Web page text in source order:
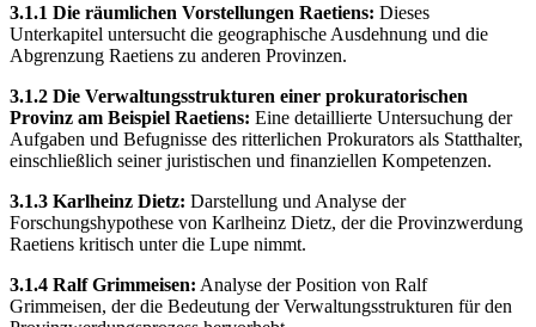
3.1.1 Die räumlichen Vorstellungen Raetiens: Dieses
Unterkapitel untersucht die geographische Ausdehnung und die
Abgrenzung Raetiens zu anderen Provinzen.
3.1.2 Die Verwaltungsstrukturen einer prokuratorischen
Provinz am Beispiel Raetiens: Eine detaillierte Untersuchung der
Aufgaben und Befugnisse des ritterlichen Prokurators als Statthalter,
einschließlich seiner juristischen und finanziellen Kompetenzen.
3.1.3 Karlheinz Dietz: Darstellung und Analyse der
Forschungshypothese von Karlheinz Dietz, der die Provinzwerdung
Raetiens kritisch unter die Lupe nimmt.
3.1.4 Ralf Grimmeisen: Analyse der Position von Ralf
Grimmeisen, der die Bedeutung der Verwaltungsstrukturen für den